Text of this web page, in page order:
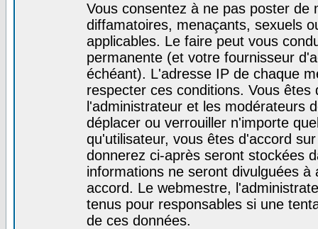
Vous consentez à ne pas poster de
diffamatoires, menaçants, sexuels
applicables. Le faire peut vous
permanente (et votre fournisseur
échéant). L'adresse IP de chaque
respecter ces conditions. Vous
l'administrateur et les modérateurs
déplacer ou verrouiller n'importe
qu'utilisateur, vous êtes d'accord
donnerez ci-après seront stockées
informations ne seront divulguées
accord. Le webmestre,
tenus pour responsables si une
de ces données.